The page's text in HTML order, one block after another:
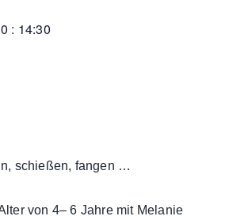
: 14:30
schießen, fangen …
von 4– 6 Jahre mit Melanie